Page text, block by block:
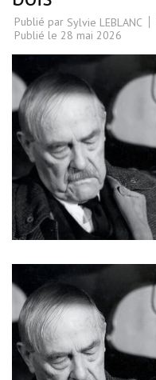
Publié par Sylvie LEBLANC
Publié le 28 mai 2026